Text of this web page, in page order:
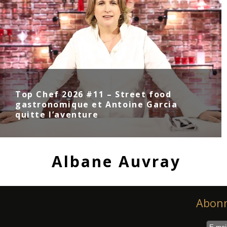
Top Chef 2026 #11 – Street food
gastronomique et Antoine Garcia
quitte l’aventure
Albane Auvray